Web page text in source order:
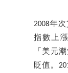
2008年
指數上
「美元
貶值。